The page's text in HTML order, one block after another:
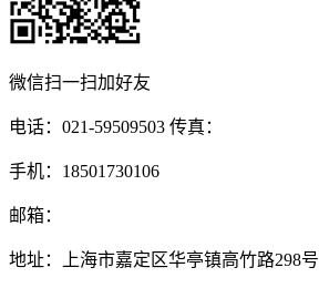
微信扫一扫加好友
电话：021-59509503 传真：
手机：18501730106
邮箱：
地址：上海市嘉定区华亭镇高竹路298号